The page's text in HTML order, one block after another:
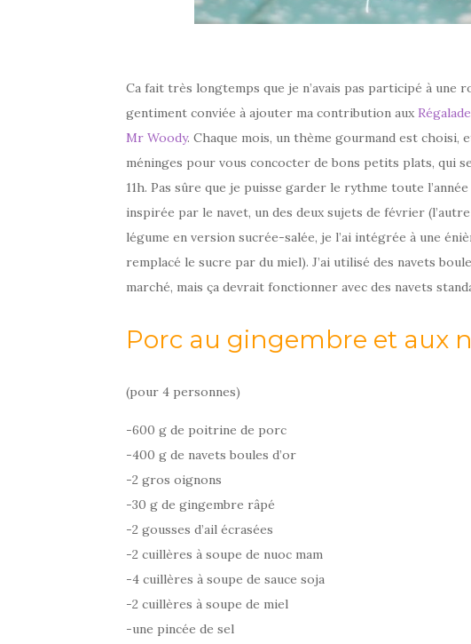
Ca fait très longtemps que je n’avais pas participé à une
gentiment conviée à ajouter ma contribution aux
Mr Woody. Chaque mois, un thème gourmand est choisi,
méninges pour vous concocter de bons petits plats, qui
11h. Pas sûre que je puisse garder le rythme toute
inspirée par le navet, un des deux sujets de février
légume en version sucrée-salée, je l’ai intégrée à une
remplacé le sucre par du miel). J’ai utilisé des navets
marché, mais ça devrait fonctionner avec des navets
Porc au gingembre et aux
(pour 4 personnes)
-600 g de poitrine de porc
-400 g de navets boules d’or
-2 gros oignons
-30 g de gingembre râpé
-2 gousses d’ail écrasées
-2 cuillères à soupe de nuoc mam
-4 cuillères à soupe de sauce soja
-2 cuillères à soupe de miel
-une pincée de sel